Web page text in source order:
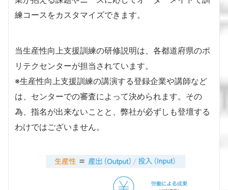
練コースをカスタマイズできます。
当生産性向上支援訓練の研修説明は、各都道府県のポ
リテクセンターが担当されています。
※生産性向上支援訓練の講演する登録企業や講師など
は、センターでの審査によって決められます。その
為、指名が出来ないことと、弊社が必ずしも登壇する
わけではございません。